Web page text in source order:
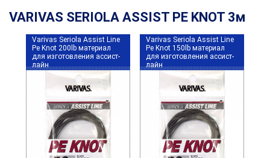
VARIVAS SERIOLA ASSIST PE KNOT 3м
Varivas Seriola Assist Line
Pe Knot 200lb материал
для изготовления ассист-
лайн
Varivas Seriola Assist Line
Pe Knot 150lb материал
для изготовления ассист-
лайн